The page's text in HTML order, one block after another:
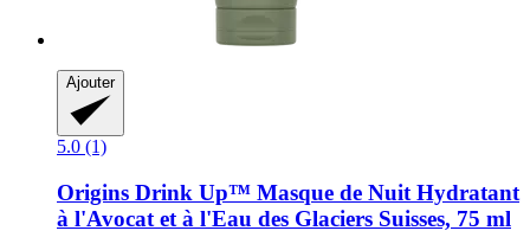
Ajouter
5.0 (1)
Origins Drink Up™ Masque de Nuit Hydratant
à l'Avocat et à l'Eau des Glaciers Suisses, 75 ml